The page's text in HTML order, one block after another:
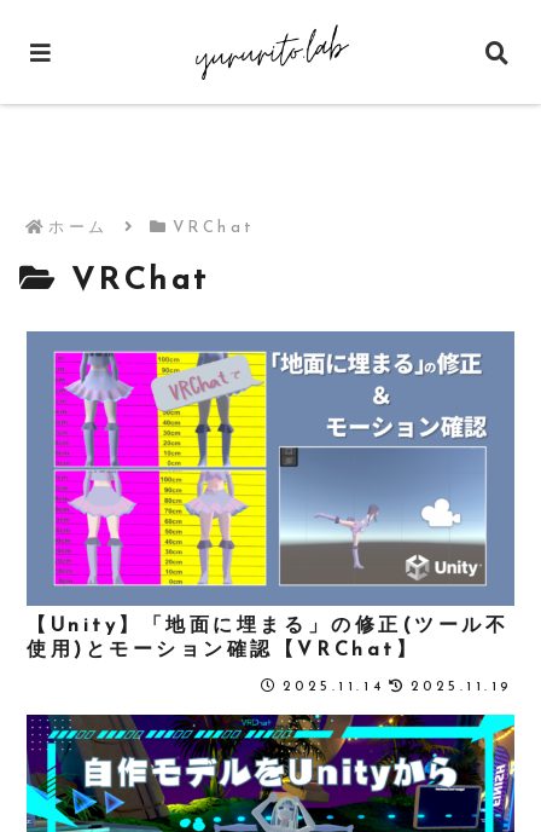
ホーム VRChat
VRChat
【Unity】「地面に埋まる」の修正(ツール不
使用)とモーション確認【VRChat】
2025.11.14 2025.11.19